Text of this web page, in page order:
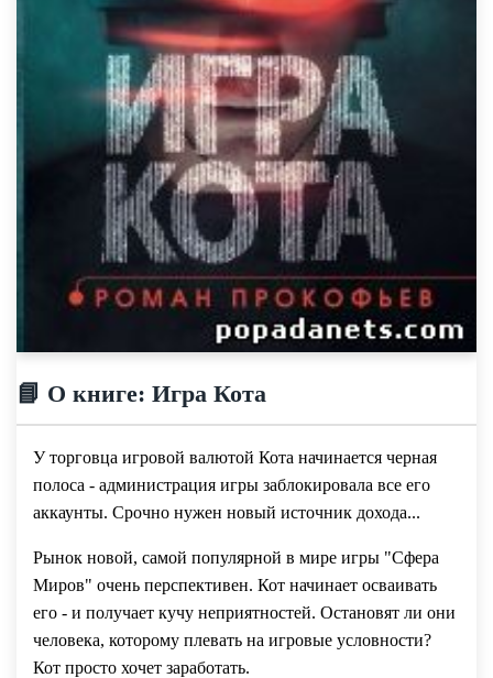
📘 О книге: Игра Кота
У торговца игровой валютой Кота начинается черная
полоса - администрация игры заблокировала все его
аккаунты. Срочно нужен новый источник дохода...
Рынок новой, самой популярной в мире игры "Сфера
Миров" очень перспективен. Кот начинает осваивать
его - и получает кучу неприятностей. Остановят ли они
человека, которому плевать на игровые условности?
Кот просто хочет заработать.